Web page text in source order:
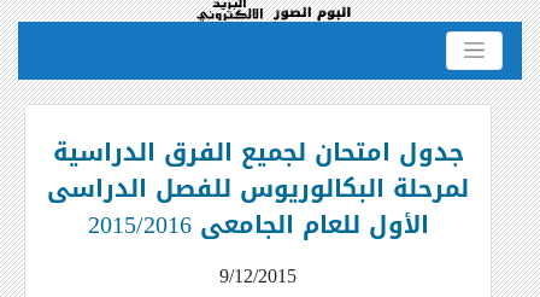
جدول امتحان لجميع الفرق الدراسية
لمرحلة البكالوريوس للفصل الدراسى
الأول للعام الجامعى 2015/2016
9/12/2015